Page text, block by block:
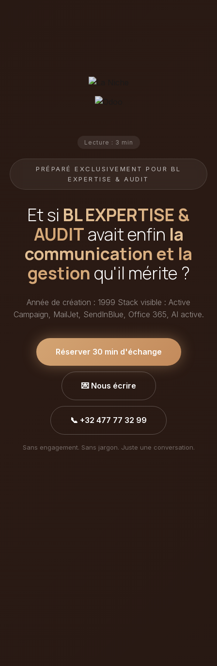
Lecture : 3 min
PRÉPARÉ EXCLUSIVEMENT POUR BL
EXPERTISE & AUDIT
Et si BL EXPERTISE &
AUDITavait enfin la
communication et la
gestion qu'il mérite ?
Année de création : 1999 Stack visible : Active
Campaign, MailJet, SendInBlue, Office 365, AI active.
Réserver 30 min d'échange
💌 Nous écrire
📞 +32 477 77 32 99
Sans engagement. Sans jargon. Juste une conversation.